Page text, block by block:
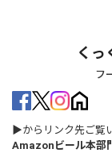
くっ
フ
▶からリンク先ご覧
Amazonビール本部